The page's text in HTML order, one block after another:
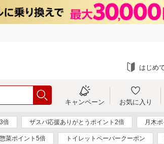
はじめ
キャンペーン お気に入り
倍 ザスパ応援ありがとうポイント2倍 月木
惣菜ポイント5倍 トイレットペーパークーポン